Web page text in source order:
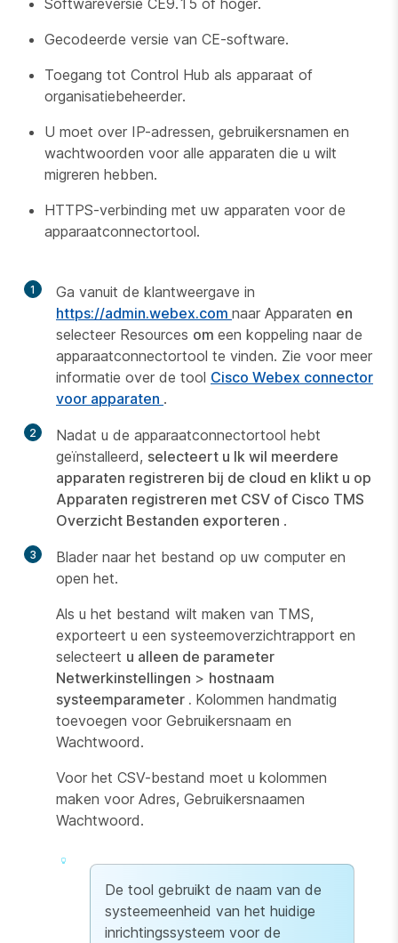
Gecodeerde versie van CE-software.
Toegang tot Control Hub als apparaat of
organisatiebeheerder.
U moet over IP-adressen, gebruikersnamen en
wachtwoorden voor alle apparaten die u wilt
migreren hebben.
HTTPS-verbinding met uw apparaten voor de
apparaatconnectortool.
1
Ga vanuit de klantweergave in
https://admin.webex.com naar Apparaten en
selecteer Resources om een koppeling naar de
apparaatconnectortool te vinden. Zie voor meer
informatie over de tool Cisco Webex connector
voor apparaten .
2
Nadat u de apparaatconnectortool hebt
geïnstalleerd, selecteert u Ik wil meerdere
apparaten registreren bij de cloud en klikt u op
Apparaten registreren met CSV of Cisco TMS
Overzicht Bestanden exporteren .
3
Blader naar het bestand op uw computer en
open het.
Als u het bestand wilt maken van TMS,
exporteert u een systeemoverzichtrapport en
selecteert u alleen de parameter
Netwerkinstellingen > hostnaam
systeemparameter . Kolommen handmatig
toevoegen voor Gebruikersnaam en
Wachtwoord.
Voor het CSV-bestand moet u kolommen
maken voor Adres, Gebruikersnaamen
Wachtwoord.
De tool gebruikt de naam van de
systeemeenheid van het huidige
inrichtingssysteem voor de